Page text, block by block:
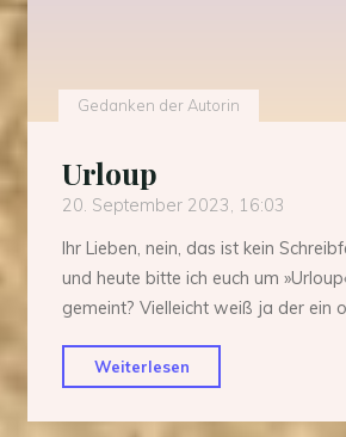
Gedanken der Autorin
Urloup
20. September 2023, 16:03
Ihr Lieben, nein, das ist kein
und heute bitte ich euch um
gemeint? Vielleicht weiß ja der ein
Weiterlesen